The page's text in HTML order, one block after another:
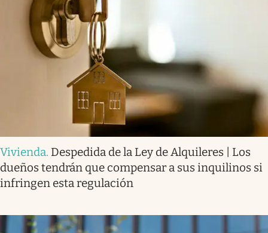
Vivienda. Despedida de la Ley de Alquileres | Los
dueños tendrán que compensar a sus inquilinos si
infringen esta regulación